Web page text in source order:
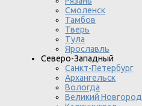
Смоленск
Тамбов
Тверь
Тула
Ярославль
Северо-Западный
Санкт-Петербург
Архангельск
Вологда
Великий Новгород